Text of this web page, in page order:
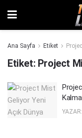
Ana Sayfa Etiket
Etiket: Project
YAZAR: